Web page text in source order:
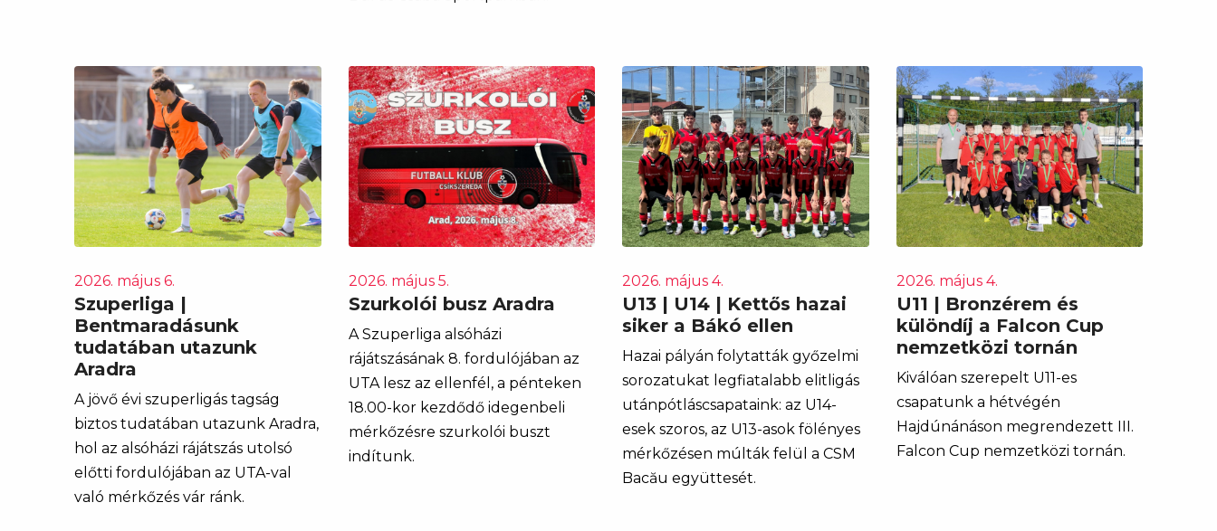
2026. május 6.
Szuperliga |
Bentmaradásunk
tudatában utazunk
Aradra
A jövő évi szuperligás tagság
biztos tudatában utazunk Aradra,
hol az alsóházi rájátszás utolsó
előtti fordulójában az UTA-val
való mérkőzés vár ránk.
2026. május 5.
Szurkolói busz Aradra
A Szuperliga alsóházi
rájátszásának 8. fordulójában az
UTA lesz az ellenfél, a pénteken
18.00-kor kezdődő idegenbeli
mérkőzésre szurkolói buszt
indítunk.
2026. május 4.
U13 | U14 | Kettős hazai
siker a Bákó ellen
Hazai pályán folytatták győzelmi
sorozatukat legfiatalabb elitligás
utánpótláscsapataink: az U14-
esek szoros, az U13-asok fölényes
mérkőzésen múlták felül a CSM
Bacău együttesét.
2026. május 4.
U11 | Bronzérem és
különdíj a Falcon Cup
nemzetközi tornán
Kiválóan szerepelt U11-es
csapatunk a hétvégén
Hajdúnánáson megrendezett III.
Falcon Cup nemzetközi tornán.